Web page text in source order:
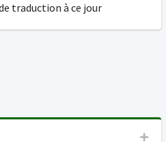
traduction à ce jour